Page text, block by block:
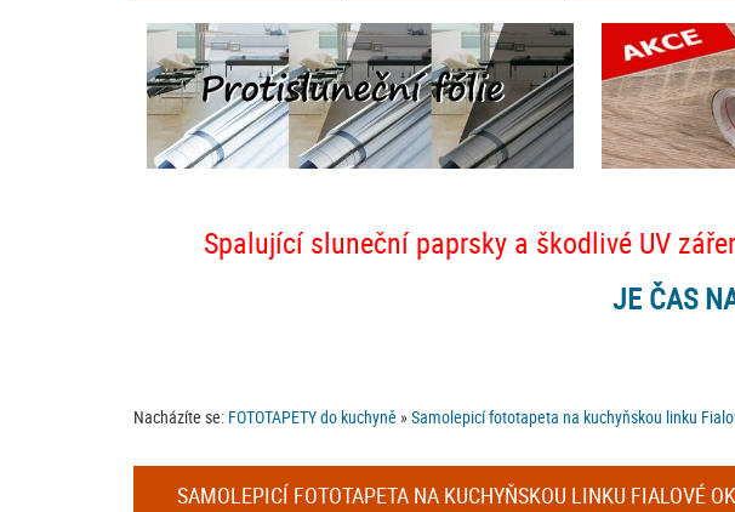
Spalující sluneční paprsky a škodlivé UV
JE ČAS
Nacházíte se: FOTOTAPETY do kuchyně »Samolepicí fototapeta na kuchyňskou linku
SAMOLEPICÍ FOTOTAPETA NA KUCHYŇSKOU LINKU FIALOVÉ